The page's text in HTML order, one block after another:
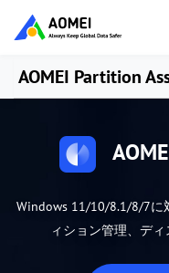
AOMEI Partition
Windows 11/10/8.1/8/7に
ィション管理、ディ